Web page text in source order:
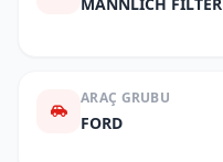
ARAÇ GRUBU
FORD